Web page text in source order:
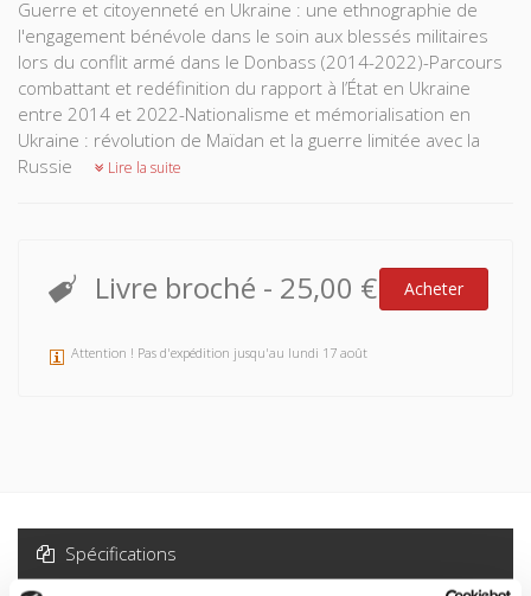
Guerre et citoyenneté en Ukraine : une ethnographie de
l'engagement bénévole dans le soin aux blessés militaires
lors du conflit armé dans le Donbass (2014-2022)-Parcours
combattant et redéfinition du rapport à l’État en Ukraine
entre 2014 et 2022-Nationalisme et mémorialisation en
Ukraine : révolution de Maïdan et la guerre limitée avec la
Russie
Lire la suite
Livre broché - 25,00 € Acheter
Attention ! Pas d'expédition jusqu'au lundi 17 août
Spécifications